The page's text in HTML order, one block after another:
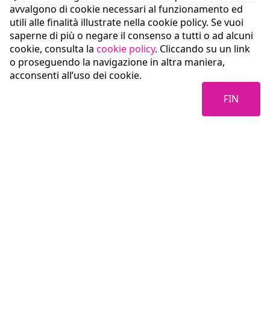
avvalgono di cookie necessari al funzionamento ed
utili alle finalità illustrate nella cookie policy. Se vuoi
saperne di più o negare il consenso a tutti o ad alcuni
cookie, consulta la cookie policy. Cliccando su un link
o proseguendo la navigazione in altra maniera,
acconsenti all’uso dei cookie.
FIN